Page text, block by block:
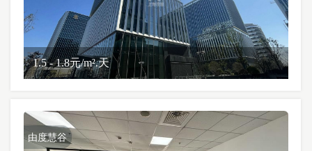
1.5 - 1.8元/m².天
由度慧谷